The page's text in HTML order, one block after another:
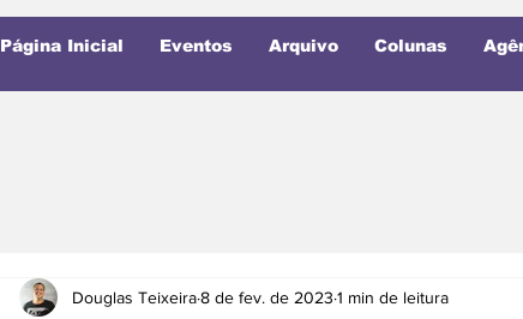
Página Inicial Eventos Arquivo Colunas
Douglas Teixeira8 de fev. de 2023 1 min de leitura